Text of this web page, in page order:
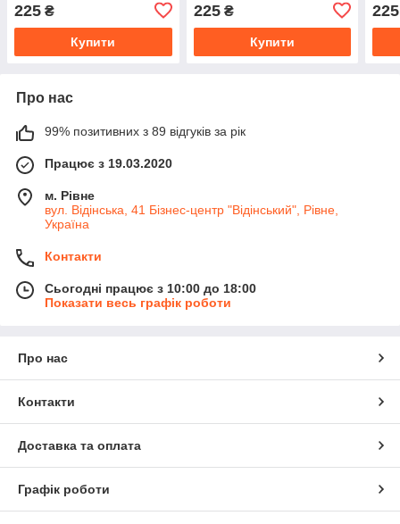
225 ₴
Купити
225₴
Купити
225
Про нас
99% позитивних з 89 відгуків за рік
Працює з 19.03.2020
м. Рівне
вул. Відінська, 41 Бізнес-центр "Відінський", Рівне,
Україна
Контакти
Сьогодні працює з 10:00 до 18:00
Показати весь графік роботи
Про нас
Контакти
Доставка та оплата
Графік роботи